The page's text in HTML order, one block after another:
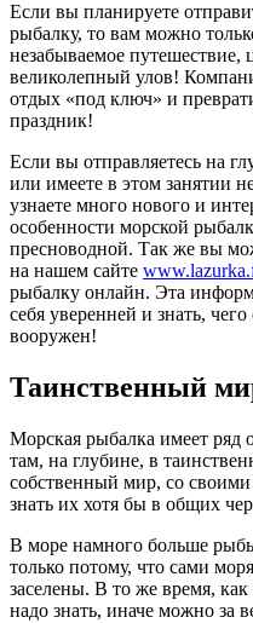
Если вы планируете
рыбалку, то вам можно
незабываемое путешествие,
великолепный улов!
отдых «под ключ» и
праздник!
Если вы отправляетесь на
или имеете в этом занятии
узнаете много нового и
особенности морской
пресноводной. Так же вы
на нашем сайте
рыбалку онлайн. Эта
себя уверенней и знать,
вооружен!
Таинственный
Морская рыбалка имеет ряд
там, на глубине, в
собственный мир, со
знать их хотя бы в общих
В море намного больше
только потому, что сами
заселены. В то же время,
надо знать, иначе можно за